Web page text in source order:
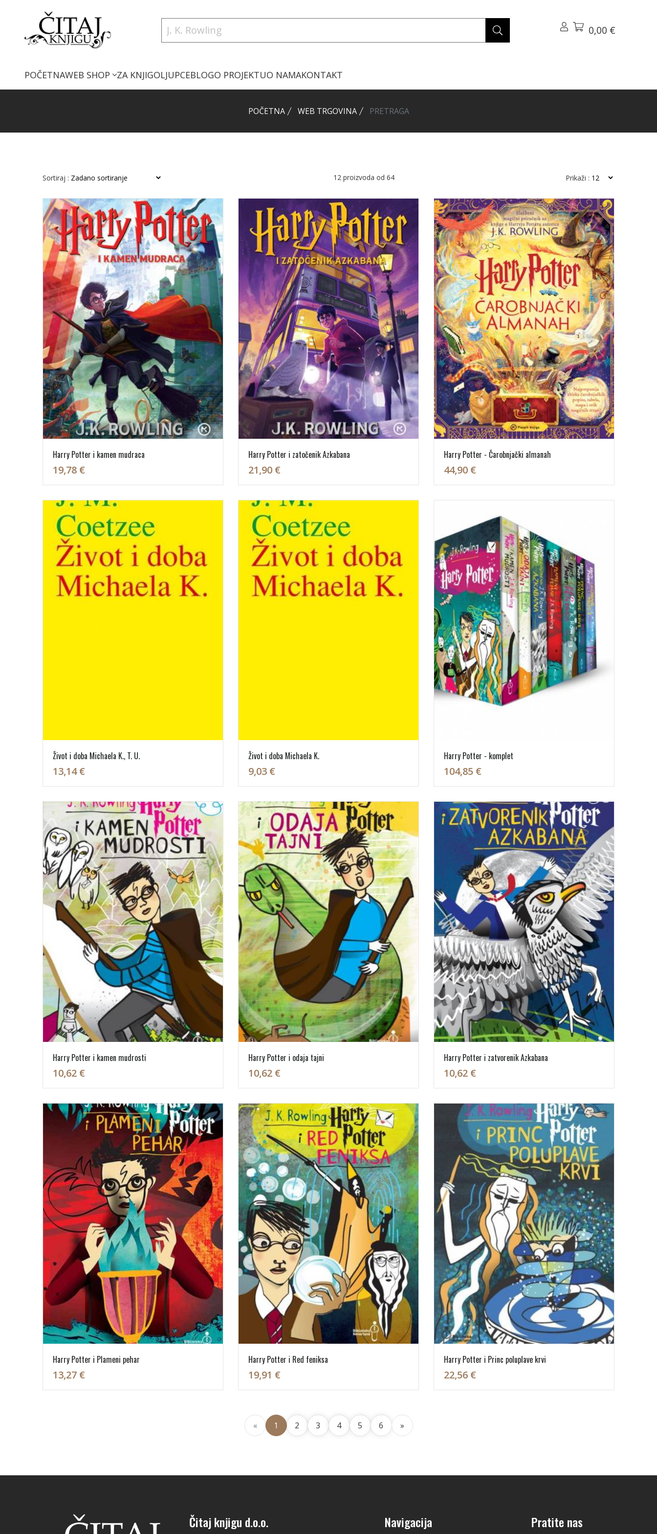
0,00 €
POČETNAWEB SHOP ZA KNJIGOLJUPCEBLOGO PROJEKTUO NAMAKONTAKT
POČETNA WEB TRGOVINA PRETRAGA
Sortiraj : 12 proizvoda od 64 Prikaži :
Harry Potter i kamen mudraca
19,78 €
Harry Potter i zatočenik Azkabana
21,90 €
Harry Potter - Čarobnjački almanah
44,90 €
Život i doba Michaela K., T. U.
13,14 €
Život i doba Michaela K.
9,03 €
Harry Potter - komplet
104,85 €
Harry Potter i kamen mudrosti
10,62 €
Harry Potter i odaja tajni
10,62 €
Harry Potter i zatvorenik Azkabana
10,62 €
Harry Potter i Plameni pehar
13,27 €
Harry Potter i Red feniksa
19,91 €
Harry Potter i Princ poluplave krvi
22,56 €
« 1 2 3 4 5 6 »
Čitaj knjigu d.o.o. Navigacija Pratite nas